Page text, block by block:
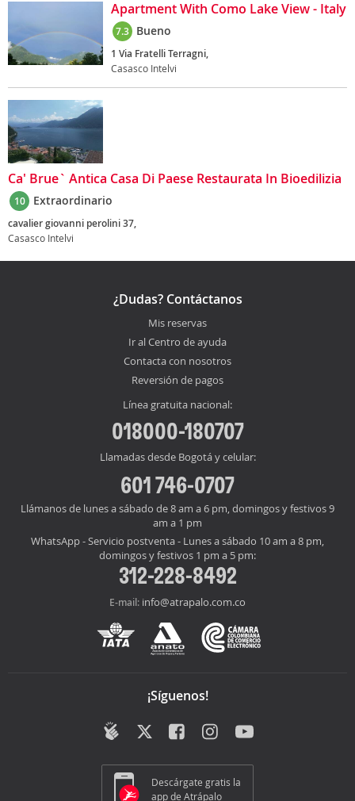
Apartment With Como Lake View - Italy
7.3 Bueno
1 Via Fratelli Terragni,
Casasco Intelvi
Ca' Brue` Antica Casa Di Paese Restaurata In Bioedilizia
10 Extraordinario
cavalier giovanni perolini 37,
Casasco Intelvi
¿Dudas? Contáctanos
Mis reservas
Ir al Centro de ayuda
Contacta con nosotros
Reversión de pagos
Línea gratuita nacional:
018000-180707
Llamadas desde Bogotá y celular:
601 746-0707
Llámanos de lunes a sábado de 8 am a 6 pm, domingos y festivos 9
am a 1 pm
WhatsApp - Servicio postventa - Lunes a sábado 10 am a 8 pm,
domingos y festivos 1 pm a 5 pm:
312-228-8492
E-mail: info@atrapalo.com.co
¡Síguenos!
Descárgate gratis la
app de Atrápalo